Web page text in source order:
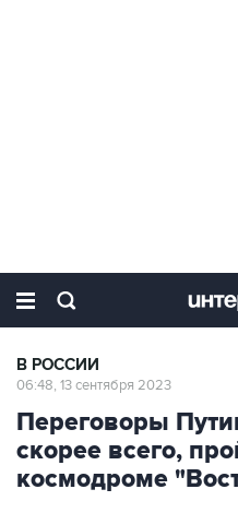
В РОССИИ
06:48, 13 сентября 2023
Переговоры
скорее всего,
космодроме